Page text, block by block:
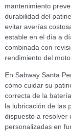
mantenimiento
durabilidad del
evitar averías
estable en el día a
combinada con
rendimiento del
En Sabway Santa
cómo cuidar su
correcta de la
la lubricación de las
dispuesto a resolver
personalizadas en